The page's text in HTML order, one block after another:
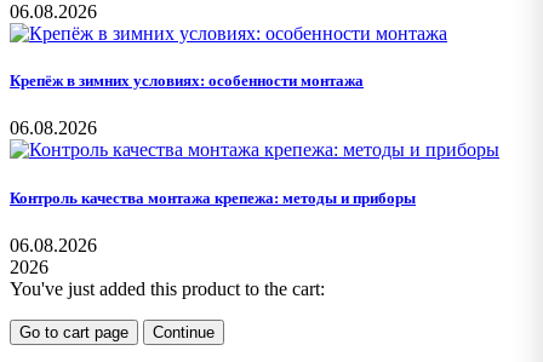
06.08.2026
Крепёж в зимних условиях: особенности монтажа
06.08.2026
Контроль качества монтажа крепежа: методы и приборы
06.08.2026
2026
You've just added this product to the cart:
Go to cart page Continue